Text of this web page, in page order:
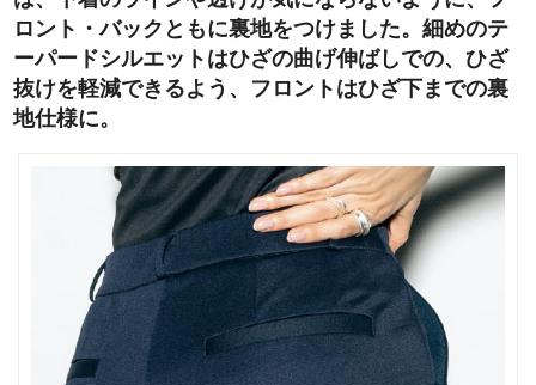
ロント・バックともに裏地をつけました。細めのテ
ーパードシルエットはひざの曲げ伸ばしでの、ひざ
抜けを軽減できるよう、フロントはひざ下までの裏
地仕様に。